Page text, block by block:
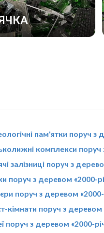
пам'ятки поруч з
комплекси поруч
залізниці поруч з
поруч з деревом «2000-
поруч з деревом «2000-
кімнати поруч з деревом
поруч з деревом «2000-